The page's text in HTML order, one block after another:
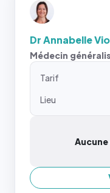
Dr Annabelle
Médecin
Tarif
Lieu